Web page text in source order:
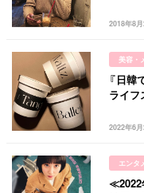
2018年8
美容・
2022年6
『日韓
ライフ
エンタ
≪2022